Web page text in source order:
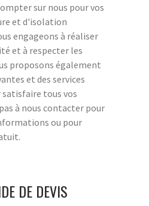
sur nous pour vos
et d'isolation
engageons à réaliser
et à respecter les
proposons également
et des services
tous vos
à nous contacter pour
ou pour
DE DEVIS